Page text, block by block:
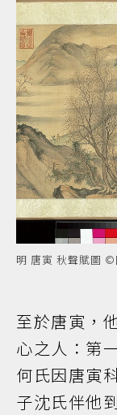
明 唐寅 秋聲賦圖
至於唐寅，
心之人：第
何氏因唐寅
子沈氏伴他